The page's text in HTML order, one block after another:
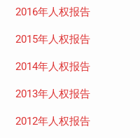
2016年人权报告
2015年人权报告
2014年人权报告
2013年人权报告
2012年人权报告